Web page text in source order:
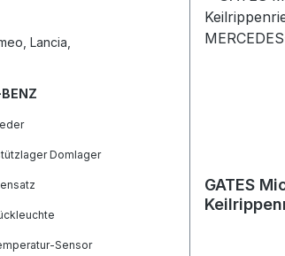
Lancia,
Domlager
Sensor
GATES